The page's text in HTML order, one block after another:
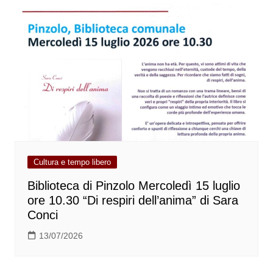
Cultura e tempo libero
Biblioteca di Pinzolo Mercoledì 15 luglio
ore 10.30 “Di respiri dell’anima” di Sara
Conci
13/07/2026